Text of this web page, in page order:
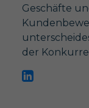
Geschäfte
der